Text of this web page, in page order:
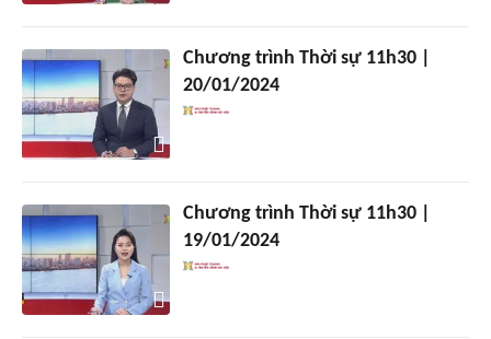
Chương trình Thời sự 11h30 |
20/01/2024
Chương trình Thời sự 11h30 |
19/01/2024